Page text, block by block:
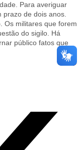
Para averiguar
de dois anos.
Os militares que forem
do sigilo. Há
público fatos que